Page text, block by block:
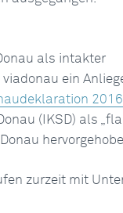
als intakter
ein
2016
(IKSD) als
zurzeit mit